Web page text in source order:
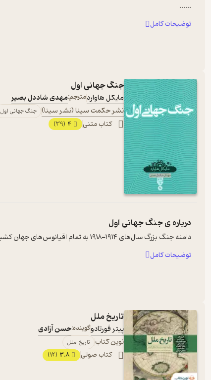
...
...
توضیحات کامل
جنگ جهانی اول
مایکل هاواردمترجم:مهدی شاددل بصیر
نشر حکمت سینا (نشر سینا) جنگ جهانی اول
کتاب متنی 4
(39)
درباره یجنگ جهانی اول
دامنه جنگ بزرگ سال‌های ۱۹۱۴-۱۹۱۸ به تمام اقیانوس‌های جهان کشیده شد و نهایتاً متخاصمینی از تمام قاره‌ها در آن درگیر شدند. به همین دلیل معقول به‌نظر می‌رسد که آن را «جنگی جهانی» بنامیم. اما یقیناً این ج ...
توضیحات کامل
تاریخ ملل
پیتر فورتادوگوینده:حسن آزادی
نوین کتاب
تاریخ ملل
کتاب صوتی 3.8
(12)